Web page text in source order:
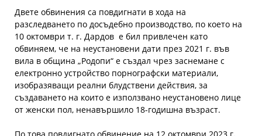
Двете обвинения са повдигнати в хода на
разследването по досъдебно производство, по което на
10 октомври т. г. Дардов е бил привлечен като
обвиняем, че на неустановени дати през 2021 г. във
вила в община „Родопи“ е създал чрез заснемане с
електронно устройство порнографски материали,
изобразяващи реални блудствени действия, за
създаването на които е използвано неустановено лице
от женски пол, ненавършило 18-годишна възраст.